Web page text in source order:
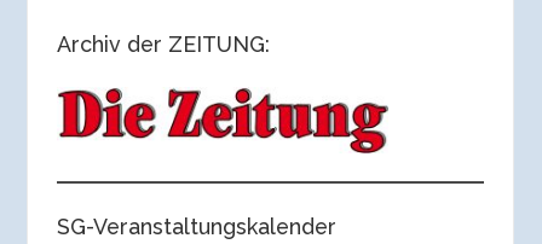
Beiträge
Archiv der ZEITUNG:
SG-Veranstaltungskalender